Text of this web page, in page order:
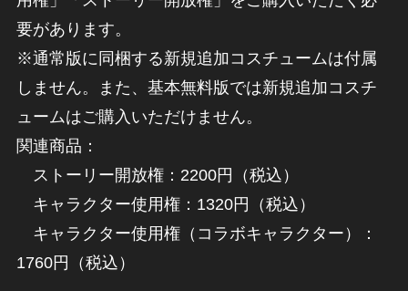
要があります。
※通常版に同梱する新規追加コスチュームは付属
しません。また、基本無料版では新規追加コスチ
ュームはご購入いただけません。
関連商品：
ストーリー開放権：2200円（税込）
キャラクター使用権：1320円（税込）
キャラクター使用権（コラボキャラクター）：
1760円（税込）